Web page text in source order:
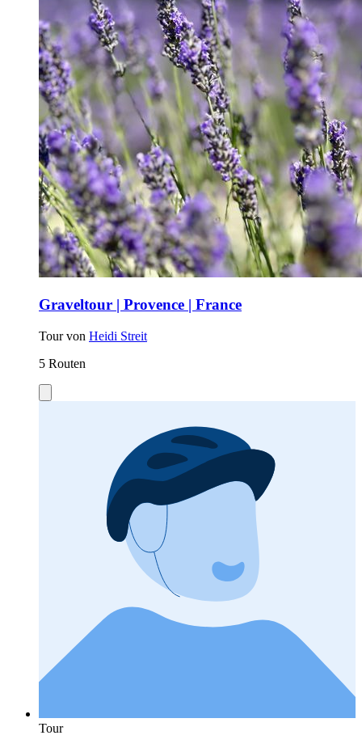
Graveltour | Provence | France
Tour von Heidi Streit
5 Routen
Tour